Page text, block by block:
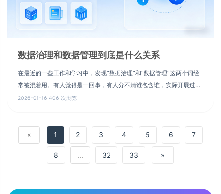
数据治理和数据管理到底是什么关系
在最近的一些工作和学习中，发现“数据治理”和“数据管理”这两个词经
常被混着用。有人觉得是一回事，有人分不清谁包含谁，实际开展过程
中更是容易混淆职责边界。其实只要抓住核心逻辑，再结合权威定义，
2026-01-16·406 次浏览
« 1 2 3 4 5 6 7
8 ... 32 33 »